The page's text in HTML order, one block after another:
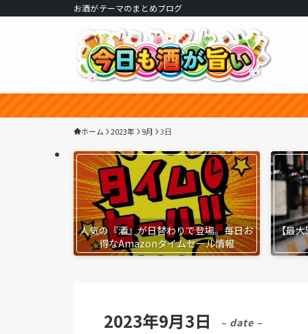
お酒がテーマのまとめブログ
ホーム 2023年 9月 3日
人気の『酒』が日替わりで登場。毎日お
得なAmazonタイムセール情報
【最
2023年9月3日 – date –